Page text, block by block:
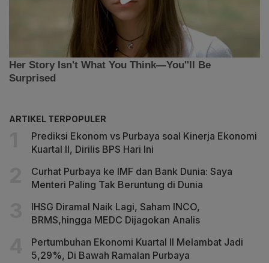
ARTIKEL TERPOPULER
Prediksi Ekonom vs Purbaya soal Kinerja Ekonomi
Kuartal II, Dirilis BPS Hari Ini
Curhat Purbaya ke IMF dan Bank Dunia: Saya
Menteri Paling Tak Beruntung di Dunia
IHSG Diramal Naik Lagi, Saham INCO,
BRMS,hingga MEDC Dijagokan Analis
Pertumbuhan Ekonomi Kuartal II Melambat Jadi
5,29%, Di Bawah Ramalan Purbaya